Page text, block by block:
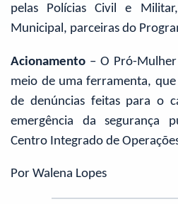
pelas Polícias Civil e
Municipal, parceiras do
Acionamento – O Pró-
meio de uma ferramenta,
de denúncias feitas para o
emergência da segurança
Centro Integrado de
Por Walena Lopes